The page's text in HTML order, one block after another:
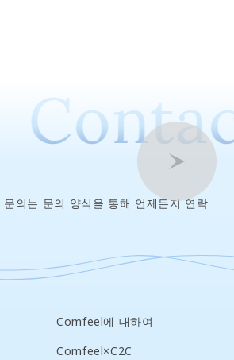
의는 문의 양식을 통해 언제든지 연락
Comfeel에 대하여
Comfeel×C2C